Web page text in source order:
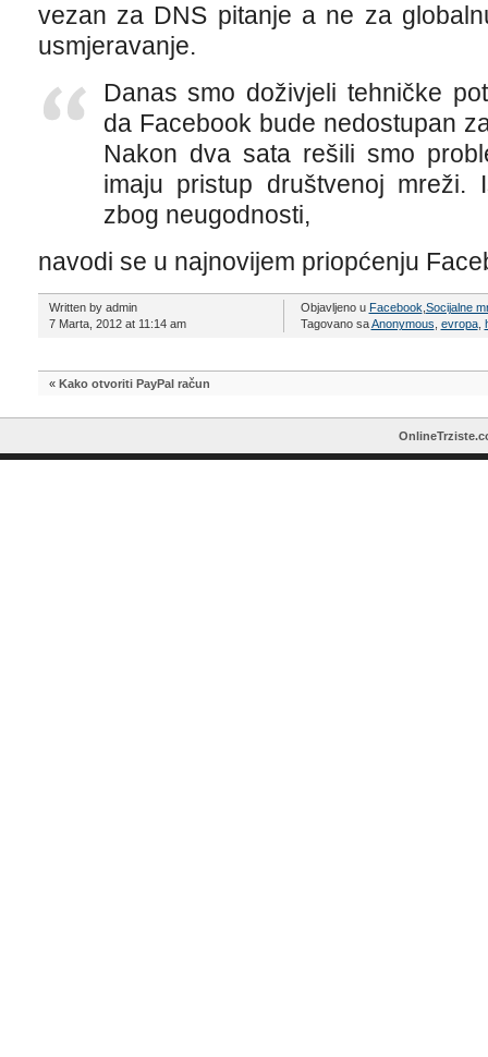
vezan za DNS pitanje a ne za
usmjeravanje.
Danas smo doživjeli tehničke
da Facebook bude nedostupan
Nakon dva sata rešili smo
imaju pristup društvenoj mreži.
zbog neugodnosti,
navodi se u najnovijem priopćenju
Written by admin
7 Marta, 2012 at 11:14 am
Objavljeno u Facebook Socijalne
Tagovano saAnonymous evropa,
« Kako otvoriti PayPal račun